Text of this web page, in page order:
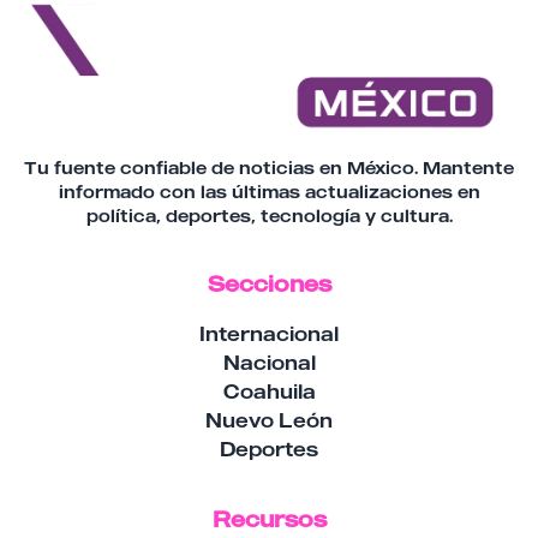
Tu fuente confiable de noticias en México. Mantente
informado con las últimas actualizaciones en
política, deportes, tecnología y cultura.
Secciones
Internacional
Nacional
Coahuila
Nuevo León
Deportes
Recursos